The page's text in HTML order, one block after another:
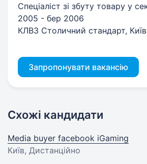
Спеціаліст зі збуту товару у
2005 - бер 2006
КЛВЗ Столичний стандарт, Київ
Запропонувати вакансію
Схожі кандидати
Media buyer facebook iGaming
Київ, Дистанційно